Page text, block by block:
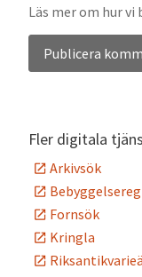
Läs mer om hur
Fler digitala
Arkivsök
Fornsök
Kringla